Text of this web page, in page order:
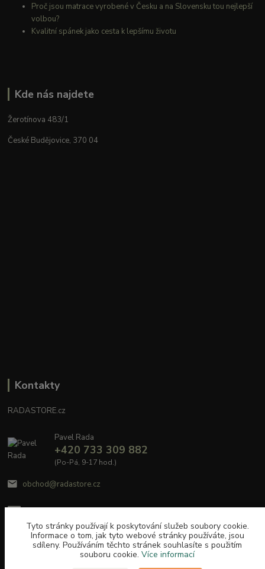
Proč jsou matrace vyrobené v Česku a na Slovensku tou nejlepší
volbou?
Kvalitní spánek jako cesta k lepšímu životu
Kde nás najdete
Žerotínova 483/1
České Budějovice, 370 04
Kontakty
RADASTORE.cz
Pavel Rada
+420 733 309 882
(Po-Pá, 9-17 hod.)
obchod@radastore.cz
Tyto stránky používají k poskytování služeb soubory cookie.
Informace o tom, jak tyto webové stránky používáte, jsou
sdíleny. Používáním těchto stránek souhlasíte s použitím
souboru cookie. Více informací